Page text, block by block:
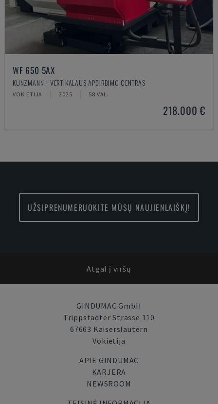
WF 650 5AX
KUNZMANN - VERTIKALAUS APDIRBIMO CENTRAS
VOKIETIJA 2025 58 VAL.
218.000 €
UŽSIPRENUMERUOKITE MŪSŲ NAUJIENLAIŠKĮ!
Atgal į viršų
GINDUMAC GmbH
Trippstadter Strasse 110
67663 Kaiserslautern
Vokietija
APIE GINDUMAC
KARJERA
NEWSROOM